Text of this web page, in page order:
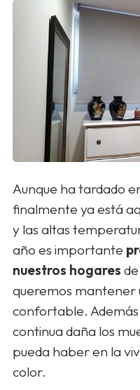
Aunque ha tardado
finalmente ya está
y las altas
año es importante
nuestros hogares
queremos mantener
confortable.
continua daña los
pueda haber en la
color.